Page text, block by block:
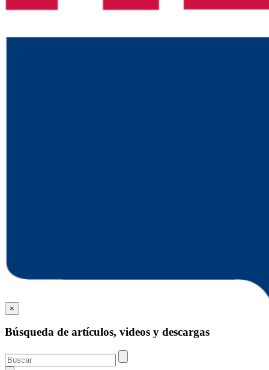
×
Búsqueda de artículos, videos y descargas